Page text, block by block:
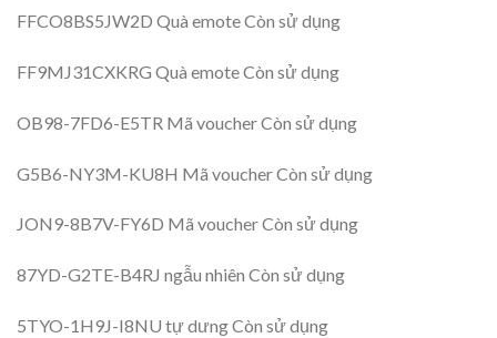
FFCO8BS5JW2D Quà emote Còn sử dụng
FF9MJ31CXKRG Quà emote Còn sử dụng
OB98-7FD6-E5TR Mã voucher Còn sử dụng
G5B6-NY3M-KU8H Mã voucher Còn sử dụng
JON9-8B7V-FY6D Mã voucher Còn sử dụng
87YD-G2TE-B4RJ ngẫu nhiên Còn sử dụng
5TYO-1H9J-I8NU tự dưng Còn sử dụng